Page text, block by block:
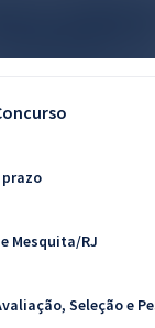
Mesquita/RJ
Seleção e